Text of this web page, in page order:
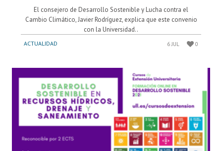
El consejero de Desarrollo Sostenible y Lucha contra el
Cambio Climático, Javier Rodríguez, explica que este convenio
con la Universidad..
ACTUALIDAD 6 JUL 0